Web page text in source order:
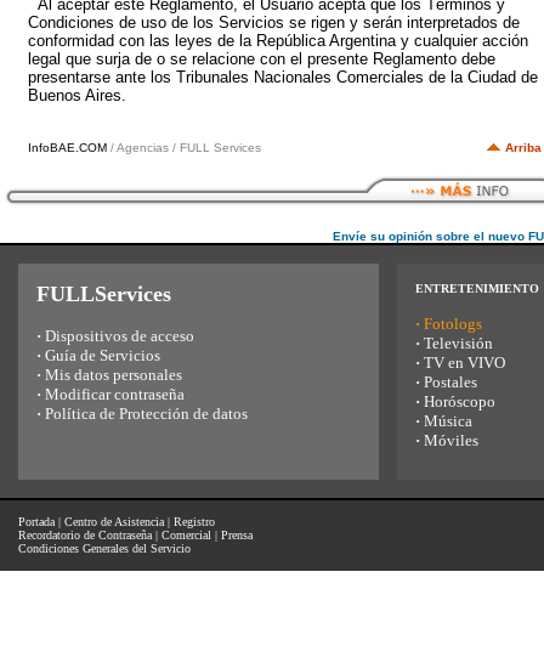
Al aceptar este Reglamento, el Usuario acepta que los Términos y
Condiciones de uso de los Servicios se rigen y serán interpretados de
conformidad con las leyes de la República Argentina y cualquier acción
legal que surja de o se relacione con el presente Reglamento debe
presentarse ante los Tribunales Nacionales Comerciales de la Ciudad de
Buenos Aires.
InfoBAE.COM / Agencias / FULL Services Arriba
Envíe su opinión sobre el nuevo
FULLServices
· Dispositivos de acceso
· Guía de Servicios
· Mis datos personales
· Modificar contraseña
· Política de Protección de datos
ENTRETENIMIENTO
· Fotologs
· Televisión
· TV en VIVO
· Postales
· Horóscopo
· Música
· Móviles
Portada | Centro de Asistencia | Registro
Recordatorio de Contraseña | Comercial | Prensa
Condiciones Generales del Servicio